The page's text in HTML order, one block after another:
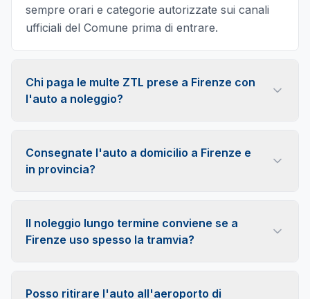
sempre orari e categorie autorizzate sui canali
ufficiali del Comune prima di entrare.
Chi paga le multe ZTL prese a Firenze con
l'auto a noleggio?
intestataria del veicolo, riceve il verbale e
comunica i dati del conducente alle autorità: la
Conviene quindi conoscere bene i varchi del
centro storico fiorentino.
Consegnate l'auto a domicilio a Firenze e
in provincia?
Fiorentino, a circa 25 km dal centro di Firenze:
concordiamo la consegna del veicolo all'indirizzo
Mugello. Per i dettagli puoi scriverci dalla pagina
Il noleggio lungo termine conviene se a
Firenze uso spesso la tramvia?
la tramvia copre bene gli spostamenti verso il
Posso ritirare l'auto all'aeroporto di